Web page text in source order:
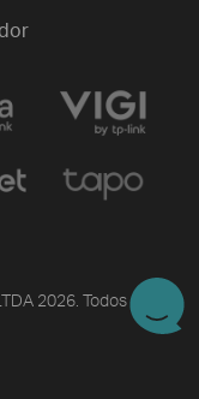
2026. Todos os